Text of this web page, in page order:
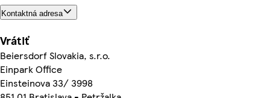
Kontaktná adresa
Vrátiť
Beiersdorf Slovakia, s.r.o.
Einpark Office
Einsteinova 33/ 3998